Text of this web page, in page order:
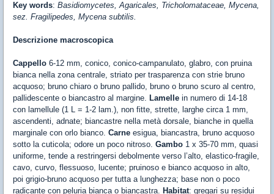
Key words: Basidiomycetes, Agaricales, Tricholomataceae, Mycena,
sez. Fragilipedes, Mycena subtilis.
Descrizione macroscopica
Cappello 6-12 mm, conico, conico-campanulato, glabro, con pruina
bianca nella zona centrale, striato per trasparenza con strie bruno
acquoso; bruno chiaro o bruno pallido, bruno o bruno scuro al centro,
pallidescente o biancastro al margine. Lamelle in numero di 14-18
con lamellule (1 L = 1-2 lam.), non fitte, strette, larghe circa 1 mm,
ascendenti, adnate; biancastre nella metà dorsale, bianche in quella
marginale con orlo bianco. Carne esigua, biancastra, bruno acquoso
sotto la cuticola; odore un poco nitroso. Gambo 1 x 35-70 mm, quasi
uniforme, tende a restringersi debolmente verso l’alto, elastico-fragile,
cavo, curvo, flessuoso, lucente; pruinoso e bianco acquoso in alto,
poi grigio-bruno acquoso per tutta a lunghezza; base non o poco
radicante con peluria bianca o biancastra. Habitat: gregari su residui